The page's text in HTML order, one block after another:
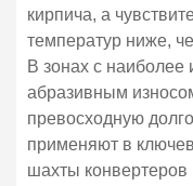
кирпича, а
температур ниже,
В зонах с наиболее
абразивным
превосходную
применяют в
шахты конвертеров